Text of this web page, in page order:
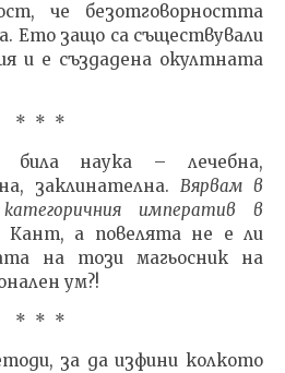
че безотговорността
Ето защо са съществували
и е създадена окултната
* * *
наука – лечебна,
заклинателна. Вярвам в
императив в
Кант, а повелята не е ли
на този магьосник на
ум?!
* * *
за да изфини колкото